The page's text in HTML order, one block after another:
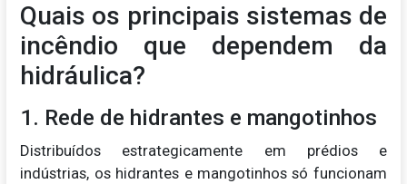
Quais os principais sistemas de
incêndio que dependem da
hidráulica?
1. Rede de hidrantes e mangotinhos
Distribuídos estrategicamente em prédios e
indústrias, os hidrantes e mangotinhos só funcionam